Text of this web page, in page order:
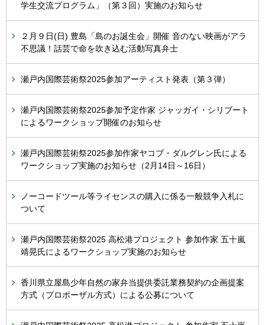
学生交流プログラム」（第３回）実施のお知らせ
２月９日(日) 豊島「島のお誕生会」開催 音のない映画がアラ
不思議！話芸で命を吹き込む活動写真弁士
瀬戸内国際芸術祭2025参加アーティスト発表（第３弾）
瀬戸内国際芸術祭2025参加予定作家 ジャッガイ・シリブート
によるワークショップ開催のお知らせ
瀬戸内国際芸術祭2025参加作家ヤコブ・ダルグレン氏による
ワークショップ実施のお知らせ（2月14日～16日）
ノーコードツール等ライセンスの購入に係る一般競争入札に
ついて
瀬戸内国際芸術祭2025 高松港プロジェクト 参加作家 五十嵐
靖晃氏によるワークショップ実施のお知らせ
香川県立屋島少年自然の家弁当提供委託業務契約の企画提案
方式（プロポーザル方式）による公募について